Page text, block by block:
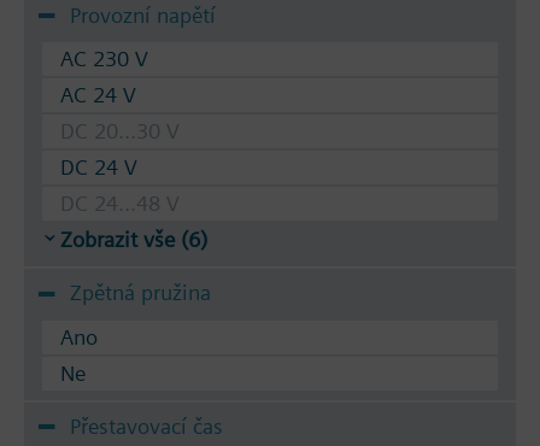
Provozní napětí
AC 230 V
AC 24 V
DC 20...30 V
DC 24 V
DC 24...48 V
Zobrazit vše (6)
Zpětná pružina
Ano
Ne
Přestavovací čas